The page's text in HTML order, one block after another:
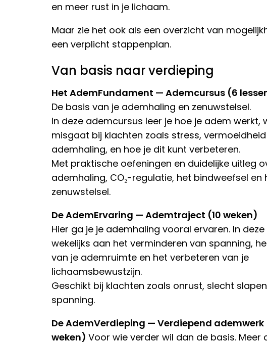
en meer rust in je lichaam.
Maar zie het ook als een overzicht van
een verplicht stappenplan.
Van basis naar verdieping
Het AdemFundament — Ademcursus (6
De basis van je ademhaling en zenuwstelsel.
In deze ademcursus leer je hoe je adem werkt,
misgaat bij klachten zoals stress,
ademhaling, en hoe je dit kunt verbeteren.
Met praktische oefeningen en duidelijke uitleg
ademhaling, CO₂-regulatie, het bindweefsel en
zenuwstelsel.
De AdemErvaring — Ademtraject (10 weken)
Hier ga je je ademhaling vooral ervaren. In
wekelijks aan het verminderen van spanning,
van je ademruimte en het verbeteren van je
lichaamsbewustzijn.
Geschikt bij klachten zoals onrust, slecht
spanning.
De AdemVerdieping — Verdiepend ademwerk
weken) Voor wie verder wil dan de basis.